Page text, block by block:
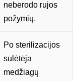
neberodo rujos
požymių.
Po sterilizacijos
sulėtėja
medžiagų